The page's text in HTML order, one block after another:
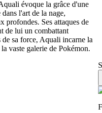
évoque la grâce d'une
l'art de la nage,
profondes. Ses attaques de
de lui un combattant
sa force, Aquali incarne la
vaste galerie de Pokémon.